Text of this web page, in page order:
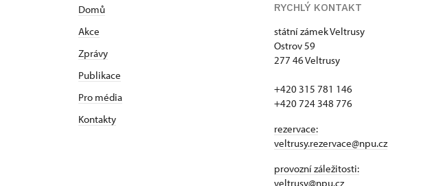
Domů
Akce
Zprávy
Publikace
Pro média
Kontakty
RYCHLÝ KONTAKT
státní zámek Veltrusy
Ostrov 59
277 46 Veltrusy
+420 315 781 146
+420 724 348 776
rezervace:
veltrusy.rezervace@npu.cz
provozní záležitosti:
veltrusy@npu.cz